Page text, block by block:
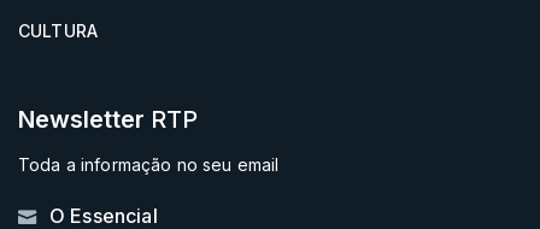
CULTURA
Newsletter RTP
Toda a informação no seu email
O Essencial